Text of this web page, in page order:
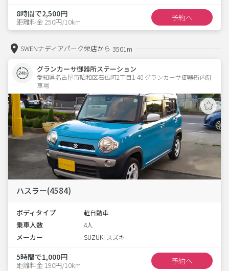
8時間で2,500円
距離料金 250円/10km 予約へ
SWENナディアパーク栄店から 3501m
グランカーサ御器所ステーション
愛知県名古屋市昭和区石仏町2丁目1-40 グランカーサ御器所内駐
車場
ハスラー(4584)
ボディタイプ 軽自動車
乗車人数 4人
メーカー SUZUKI スズキ
5時間で1,000円
距離料金 190円/10km 予約へ